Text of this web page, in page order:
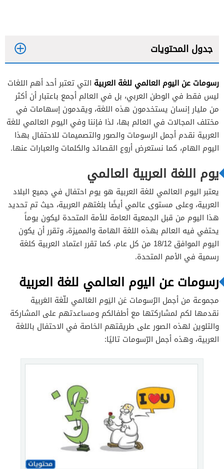
جدول المحتويات
رسومات عن اليوم العالمي للغة العربية التي تعتبر أحد أهم اللغات
ليس فقط في الوطن العربي، بل في العالم أجمع باعتبار أن أكثر
من مليار إنسان يستخدمون هذه اللغة، ويقدمون إسهامات في
مختلف المجالات في العالم بها، لذا فإننا وفي اليوم العالمي للغة
العربية نقدم أجمل الرسومات والصور والتصميمات للاحتفال بهذا
اليوم الهام، كما نستعرض أروع القصائد والكلمات والعبارات عنها.
يوم اللغة العربية العالمي
يعتبر اليوم العالمي للغة العربية هو يوم احتفال في جميع البلاد
العربية، وعلى مستوى عالمي أيضًا بلغتهم العربية، حيث تم تحديد
هذا اليوم من قبل الجمعية العامة للأمة المتحدة ليكون يوماً
يحتفي فيه العالم بهذه اللغة الهامة والمميزة، وتقرر أن يكون
اليوم الموافق 18/12 من كل عام، كما تقرر اعتماد العربية كلغة
رسمية في الأمم المتحدة.
رسومات عن اليوم العالمي للغة العربية
مجموعة من أجمل الرُسومات عَن اليَوم العَالمي للّغة العَربية
نقدمها لكم لمشاركتها مع أطفالكم ومساعدتهم على المشاركة
والتلوين لهذه الصور على طريقتهم الخاصة في الاحتفال باللغة
العربية، وهذه أجمل الرّسومات تاليًا: